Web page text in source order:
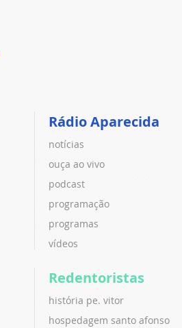
Rádio Aparecida
notícias
ouça ao vivo
podcast
programação
programas
vídeos
Redentoristas
história pe. vitor
hospedagem santo afonso